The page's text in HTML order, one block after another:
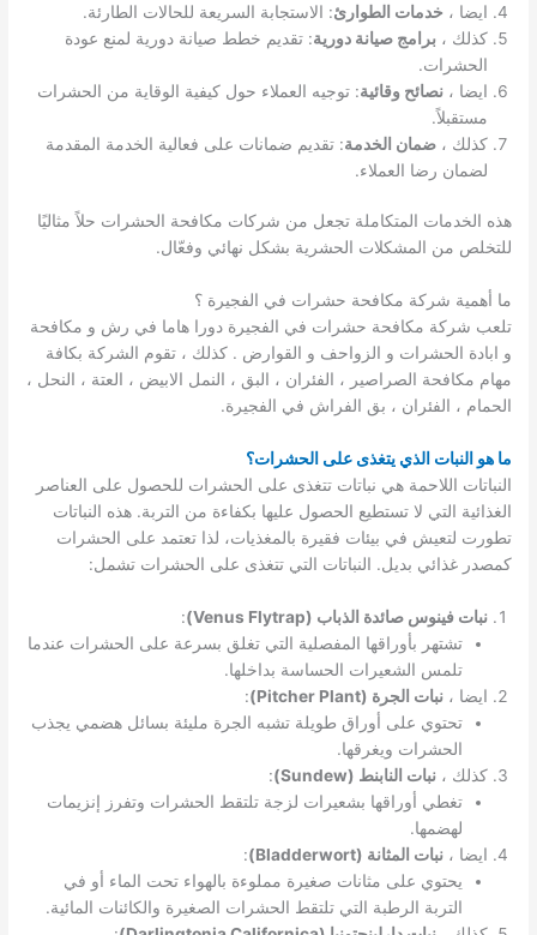
ايضا ، خدمات الطوارئ: الاستجابة السريعة للحالات الطارئة.
كذلك ،برامج صيانة دورية: تقديم خطط صيانة دورية لمنع عودة
الحشرات.
ايضا ،نصائح وقائية: توجيه العملاء حول كيفية الوقاية من الحشرات
مستقبلاً.
كذلك ،ضمان الخدمة: تقديم ضمانات على فعالية الخدمة المقدمة
لضمان رضا العملاء.
هذه الخدمات المتكاملة تجعل من شركات مكافحة الحشرات حلاً مثاليًا
للتخلص من المشكلات الحشرية بشكل نهائي وفعّال.
ما أهمية شركة مكافحة حشرات في الفجيرة ؟
تلعب شركة مكافحة حشرات في الفجيرة دورا هاما في رش و مكافحة
و ابادة الحشرات و الزواحف و القوارض . كذلك ، تقوم الشركة بكافة
مهام مكافحة الصراصير ، الفئران ، البق ، النمل الابيض ، العتة ، النحل ،
الحمام ، الفئران ، بق الفراش في الفجيرة.
ما هو النبات الذي يتغذى على الحشرات؟
النباتات اللاحمة هي نباتات تتغذى على الحشرات للحصول على العناصر
الغذائية التي لا تستطيع الحصول عليها بكفاءة من التربة. هذه النباتات
تطورت لتعيش في بيئات فقيرة بالمغذيات، لذا تعتمد على الحشرات
كمصدر غذائي بديل. النباتات التي تتغذى على الحشرات تشمل:
نبات فينوس صائدة الذباب (Venus Flytrap)
:
تشتهر بأوراقها المفصلية التي تغلق بسرعة على الحشرات عندما
تلمس الشعيرات الحساسة بداخلها.
ايضا ،نبات الجرة (Pitcher Plant)
:
تحتوي على أوراق طويلة تشبه الجرة مليئة بسائل هضمي يجذب
الحشرات ويغرقها.
كذلك ،نبات النابنط (Sundew)
:
تغطي أوراقها بشعيرات لزجة تلتقط الحشرات وتفرز إنزيمات
لهضمها.
ايضا ،نبات المثانة (Bladderwort)
:
يحتوي على مثانات صغيرة مملوءة بالهواء تحت الماء أو في
التربة الرطبة التي تلتقط الحشرات الصغيرة والكائنات المائية.